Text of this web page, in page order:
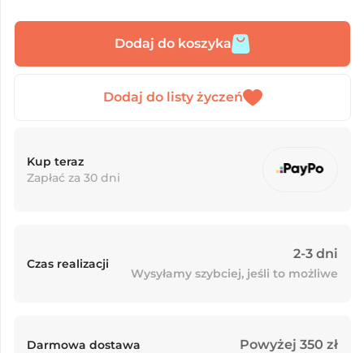
Dodaj do koszyka
Kup teraz
Zapłać za 30 dni
Czas realizacji
2-3 dni
Wysyłamy szybciej, jeśli to możliwe
Darmowa dostawa Powyżej 350 zł